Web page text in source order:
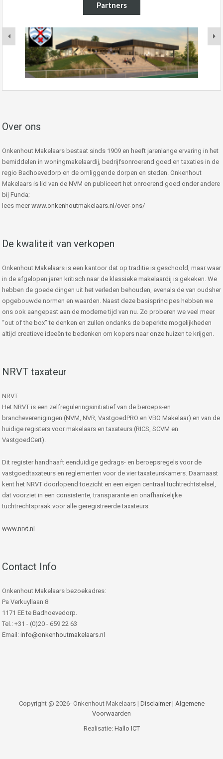
Partners
Over ons
Onkenhout Makelaars bestaat sinds 1909 en heeft jarenlange ervaring in het
bemiddelen in woningmakelaardij, bedrijfsonroerend goed en taxaties in de
regio Badhoevedorp en de omliggende dorpen en steden. Onkenhout
Makelaars is lid van de NVM en publiceert het onroerend goed onder andere
bij Funda;
lees meer www.onkenhoutmakelaars.nl/over-ons/
De kwaliteit van verkopen
Onkenhout Makelaars is een kantoor dat op traditie is geschoold, maar waar
in de afgelopen jaren kritisch naar de klassieke makelaardij is gekeken. We
hebben de goede dingen uit het verleden behouden, evenals de van oudsher
opgebouwde normen en waarden. Naast deze basisprincipes hebben we
ons ook aangepast aan de moderne tijd van nu. Zo proberen we veel meer
“out of the box” te denken en zullen ondanks de beperkte mogelijkheden
altijd creatieve ideeën te bedenken om kopers naar onze huizen te krijgen.
NRVT taxateur
NRVT
Het NRVT is een zelfreguleringsinitiatief van de beroeps-en
brancheverenigingen (NVM, NVR, VastgoedPRO en VBO Makelaar) en van de
huidige registers voor makelaars en taxateurs (RICS, SCVM en
VastgoedCert).
Dit register handhaaft eenduidige gedrags- en beroepsregels voor de
vastgoedtaxateurs en reglementen voor de vier taxateurskamers. Daarnaast
kent het NRVT doorlopend toezicht en een eigen centraal tuchtrechtstelsel,
dat voorziet in een consistente, transparante en onafhankelijke
tuchtrechtspraak voor alle geregistreerde taxateurs.
www.nrvt.nl
Contact Info
Onkenhout Makelaars bezoekadres:
Pa Verkuyllaan 8
1171 EE te Badhoevedorp.
Tel.: +31 - (0)20 - 659 22 63
Email: info@onkenhoutmakelaars.nl
Copyright @ 2026- Onkenhout Makelaars | Disclaimer| Algemene
Voorwaarden
Realisatie: Hallo ICT